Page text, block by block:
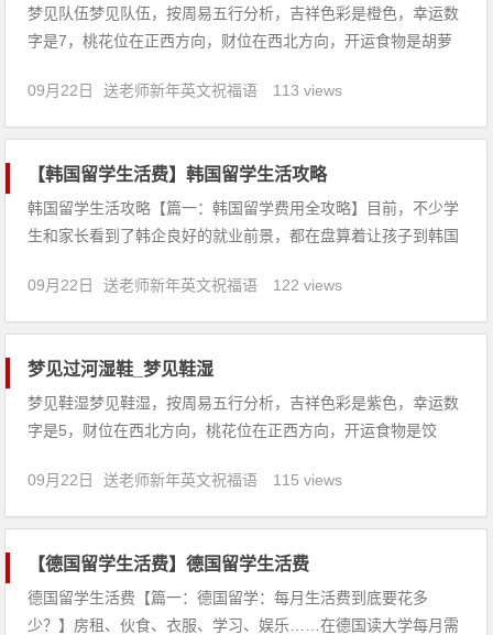
梦见队伍梦见队伍，按周易五行分析，吉祥色彩是橙色，幸运数
字是7，桃花位在正西方向，财位在西北方向，开运食物是胡萝
病情会恶化。2、未婚男女梦见迎亲队伍，会喜结良缘。3、囚犯
梦见自己加入警察的游行队伍，会遭到逮捕，被判为长期徒刑。
09月22日 送老师新年英文祝福语 113 views
【韩国留学生活费】韩国留学生活攻略
韩国留学生活攻略【篇一：韩国留学费用全攻略】目前，不少学
生和家长看到了韩企良好的就业前景，都在盘算着让孩子到韩国
廉。一般公立大学每学年学费在2万元人民币左右，私立大学为
3-4万元人民币。韩国政府为了吸引留学生，以给学校补助的形
09月22日 送老师新年英文祝福语 122 views
梦见过河湿鞋_梦见鞋湿
梦见鞋湿梦见鞋湿，按周易五行分析，吉祥色彩是紫色，幸运数
字是5，财位在西北方向，桃花位在正西方向，开运食物是饺
明互相了解，即可成婚。2、本命年的人梦见鞋湿，意味着目前
困境要舒解，诸事宜守不可进，慎防小人陷害、盗失、官讼。
09月22日 送老师新年英文祝福语 115 views
【德国留学生活费】德国留学生活费
德国留学生活费【篇一：德国留学：每月生活费到底要花多
少？】房租、伙食、衣服、学习、娱乐……在德国读大学每月需